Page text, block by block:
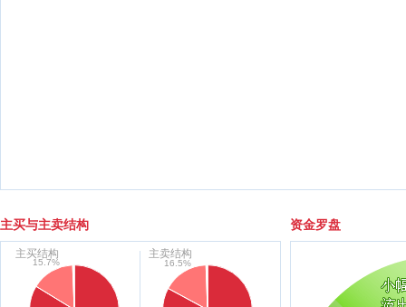
主买与主卖结构
15.7%
主买结构
16.5%
主卖结构
资金罗盘